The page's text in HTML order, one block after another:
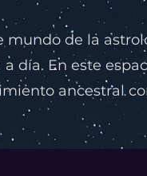
mundo de la
día. En este
ancestral